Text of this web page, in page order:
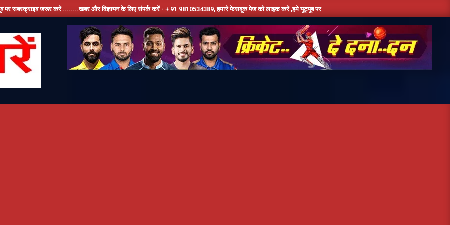
करें ........खबर और विज्ञापन के लिए संपर्क करें - + 91 9810534389, हमारे फेसबूक पेज को लाइक करें ,हमे यूट्यूब पर सबस्क्राइब जरूर करें,दिन भर की तमाम छोटी बड़ी खबरों के लिए बने रहे